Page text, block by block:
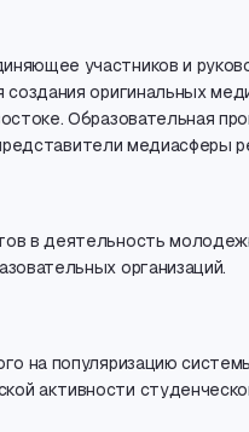
участников и
оригинальных
Образовательная
медиасферы
в деятельность
организаций.
на популяризацию
активности